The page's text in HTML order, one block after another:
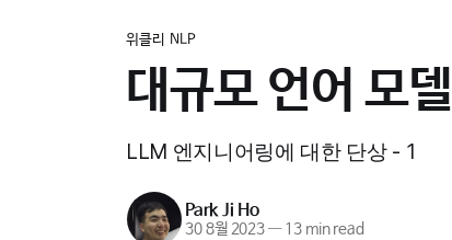
위클리 NLP
대규모 언어 모
LLM 엔지니어링에 대한 단상 - 1
Park Ji Ho
30 8월 2023 —13 min read